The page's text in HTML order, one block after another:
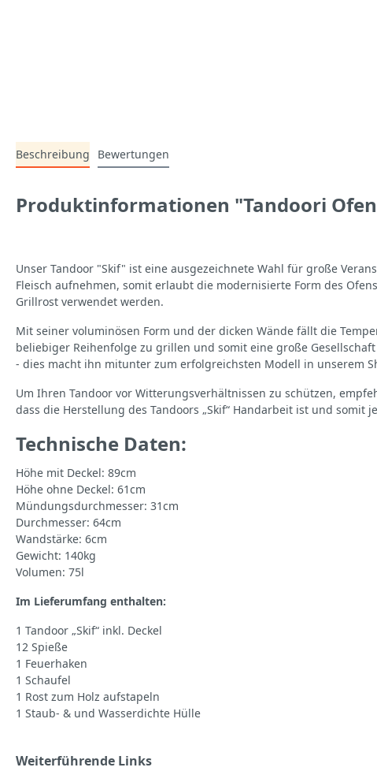
Beschreibung Bewertungen
Produktinformationen "Tandoori Ofen
Unser Tandoor "Skif" ist eine ausgezeichnete Wahl für große
Fleisch aufnehmen, somit erlaubt die modernisierte Form des
Grillrost verwendet werden.
Mit seiner voluminösen Form und der dicken Wände fällt die
beliebiger Reihenfolge zu grillen und somit eine große
- dies macht ihn mitunter zum erfolgreichsten Modell in unserem
Um Ihren Tandoor vor Witterungsverhältnissen zu schützen,
dass die Herstellung des Tandoors „Skif“ Handarbeit ist und somit
Technische Daten:
Höhe mit Deckel: 89cm
Höhe ohne Deckel: 61cm
Mündungsdurchmesser: 31cm
Durchmesser: 64cm
Wandstärke: 6cm
Gewicht: 140kg
Volumen: 75l
Im Lieferumfang enthalten:
1 Tandoor „Skif“ inkl. Deckel
12 Spieße
1 Feuerhaken
1 Schaufel
1 Rost zum Holz aufstapeln
1 Staub- & und Wasserdichte Hülle
Weiterführende Links